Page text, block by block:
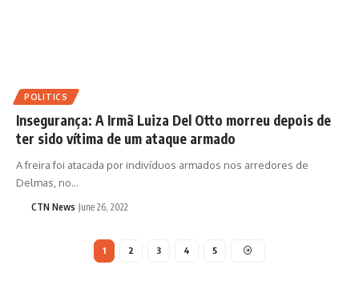
POLITICS
Insegurança: A Irmã Luiza Del Otto morreu depois de
ter sido vítima de um ataque armado
A freira foi atacada por indivíduos armados nos arredores de
Delmas, no…
CTN News June 26, 2022
1 2 3 4 5